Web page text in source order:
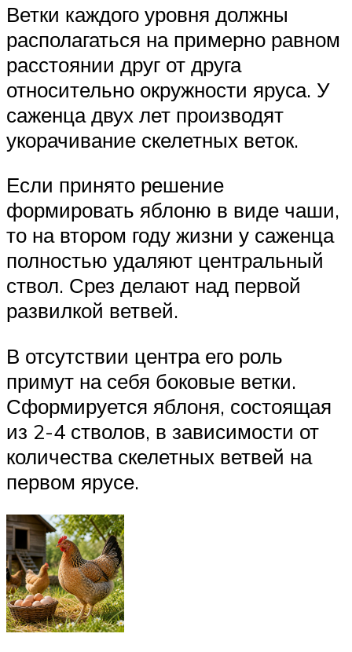
Ветки каждого уровня должны
располагаться на примерно равном
расстоянии друг от друга
относительно окружности яруса. У
саженца двух лет производят
укорачивание скелетных веток.
Если принято решение
формировать яблоню в виде чаши,
то на втором году жизни у саженца
полностью удаляют центральный
ствол. Срез делают над первой
развилкой ветвей.
В отсутствии центра его роль
примут на себя боковые ветки.
Сформируется яблоня, состоящая
из 2-4 стволов, в зависимости от
количества скелетных ветвей на
первом ярусе.